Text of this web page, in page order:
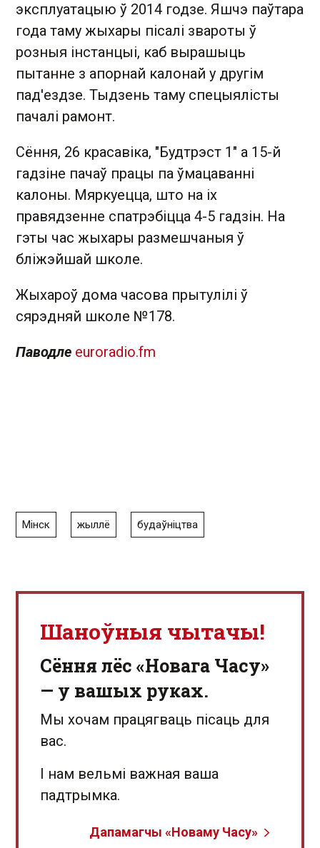
эксплуатацыю ў 2014 годзе. Яшчэ паўтара
года таму жыхары пісалі звароты ў
розныя інстанцыі, каб вырашыць
пытанне з апорнай калонай у другім
пад'ездзе. Тыдзень таму спецыялісты
пачалі рамонт.
Сёння, 26 красавіка, "Будтрэ ст 1" а 15-й
гадзіне пачаў працы па ўмацаванні
калоны. Мяркуецца, што на іх
правядзенне спатрэбіцца 4-5 гадзін. На
гэты час жыхары размешчаныя ў
бліжэйшай школе.
Жыхароў дома часова прытулілі ў
сярэдняй школе №178.
Паводле euroradio.fm
Мінск жыллё будаўніцтва
Шаноўныя чытачы!
Сёння лёс «Новага Часу»
— у вашых руках.
Мы хочам працягваць пісаць для
вас.
І нам вельмі важная ваша
падтрымка.
Дапамагчы «Новаму Часу»